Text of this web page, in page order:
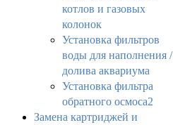
котлов и газовых
колонок
Установка фильтров
воды для наполнения /
долива аквариума
Установка фильтра
обратного осмоса2
Замена картриджей и